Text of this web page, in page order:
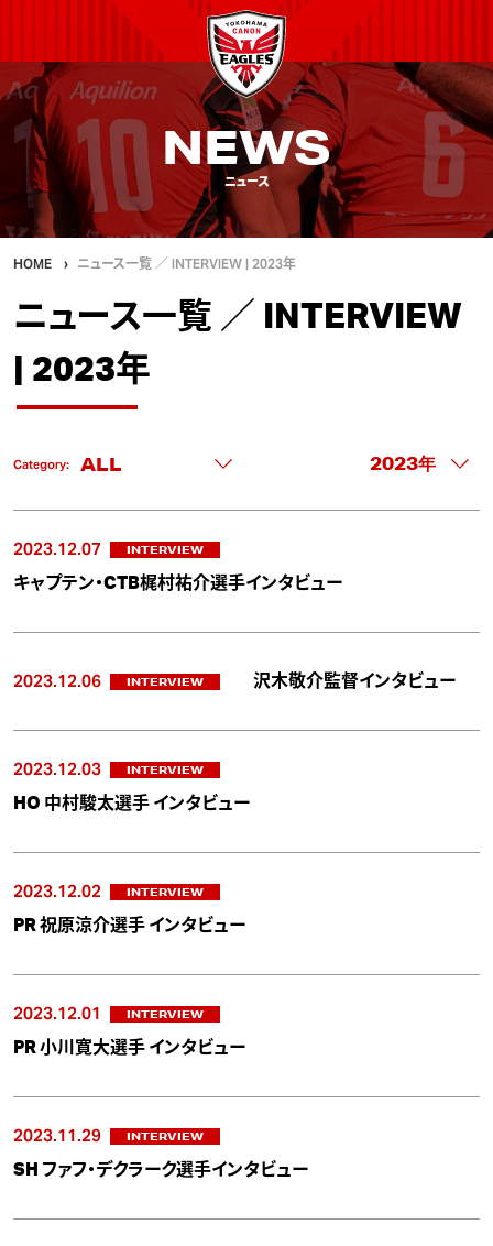
NEWS
ニュース
HOME ニュース一覧 ／ INTERVIEW | 2023年
ニュース一覧 ／ INTERVIEW
| 2023年
Category:
2023.12.07 INTERVIEW
キャプテン・CTB梶村祐介選手インタビュー
2023.12.06 INTERVIEW 沢木敬介監督インタビュー
2023.12.03 INTERVIEW
HO 中村駿太選手 インタビュー
2023.12.02 INTERVIEW
PR 祝原涼介選手 インタビュー
2023.12.01 INTERVIEW
PR 小川寛大選手 インタビュー
2023.11.29 INTERVIEW
SH ファフ・デクラーク選手インタビュー